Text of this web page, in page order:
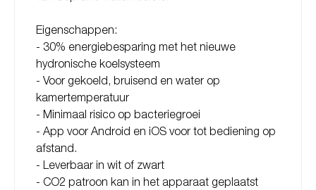
Eigenschappen:
- 30% energiebesparing met het nieuwe
hydronische koelsysteem
- Voor gekoeld, bruisend en water op
kamertemperatuur
- Minimaal risico op bacteriegroei
- App voor Android en iOS voor tot bediening op
afstand.
- Leverbaar in wit of zwart
- CO2 patroon kan in het apparaat geplaatst